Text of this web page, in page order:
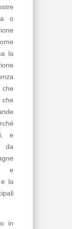
o
la
che
e
da
e
e la
in